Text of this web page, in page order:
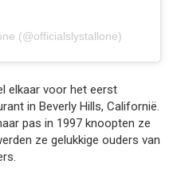
(@officialslystallone)
elkaar voor het eerst
in Beverly Hills, Californië.
pas in 1997 knoopten ze
ze gelukkige ouders van